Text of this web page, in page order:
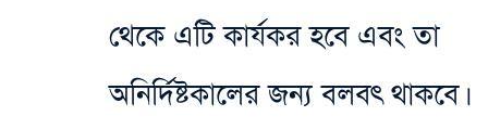
থেকে এটি কার্যকর হবে এবং তা‌
অনির্দিষ্টকালের জন্য বলবৎ থাকবে।